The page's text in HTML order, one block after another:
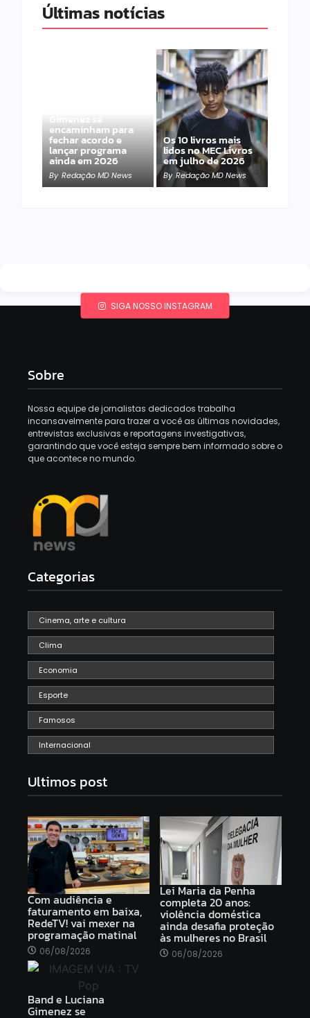
Últimas notícias
Gimenez se
encaminham para
fechar acordo e
lançar programa
ainda em 2026
By Redação MD News
Os 10 livros mais
lidos no MEC Livros
em julho de 2026
By Redação MD News
SIGA NOSSO INSTAGRAM
Sobre
Nossa equipe de jornalistas dedicados trabalha
incansavelmente para trazer a você as últimas novidades,
entrevistas exclusivas e reportagens investigativas,
garantindo que você esteja sempre bem informado sobre o
que acontece no mundo.
Categorias
Cinema, arte e cultura
Clima
Economia
Esporte
Famosos
Internacional
Ultimos post
Com audiência e
faturamento em baixa,
RedeTV! vai mexer na
programação matinal
06/08/2026
Lei Maria da Penha
completa 20 anos:
violência doméstica
ainda desafia proteção
às mulheres no Brasil
06/08/2026
Band e Luciana
Gimenez se